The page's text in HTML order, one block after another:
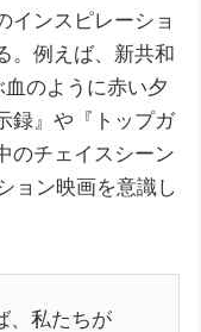
インスピレーショ
。例えば、新共和
のように赤い夕
録』や『トップガ
のチェイスシーン
ョン映画を意識し
、私たちが